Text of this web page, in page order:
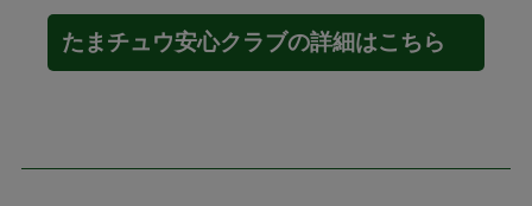
たまチュウ安心クラブの詳細はこちら